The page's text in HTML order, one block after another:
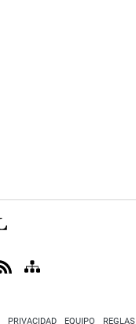
PRIVACIDAD EQUIPO